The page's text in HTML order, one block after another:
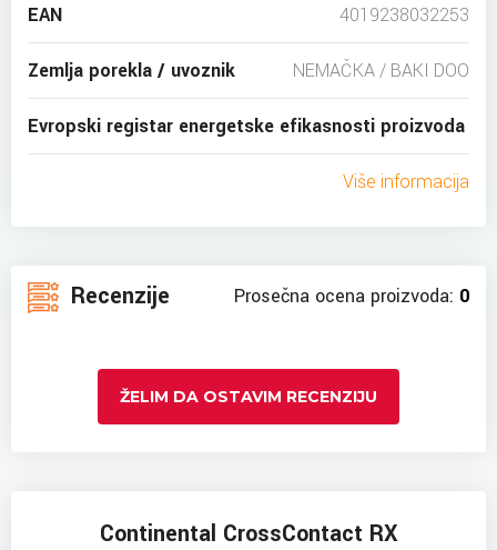
EAN 4019238032253
Zemlja porekla / uvoznik NEMAČKA / BAKI DOO
Evropski registar energetske efikasnosti proizvoda
Više informacija
Recenzije Prosečna ocena proizvoda: 0
ŽELIM DA OSTAVIM RECENZIJU
Continental CrossContact RX